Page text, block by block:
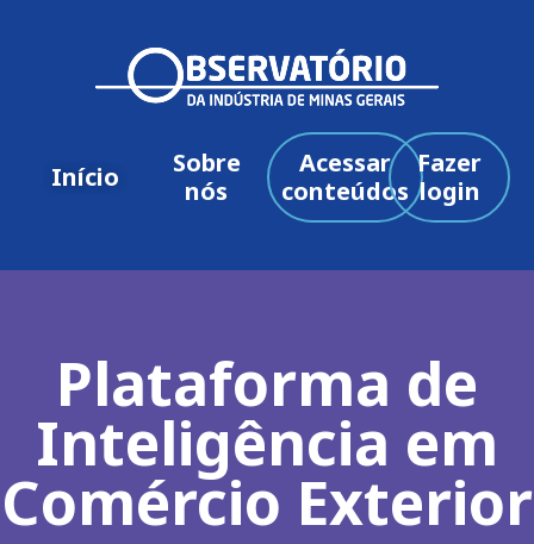
Início
Sobre
nós
Acessar
conteúdos
Fazer
login
Plataforma de
Inteligência em
Comércio Exterior